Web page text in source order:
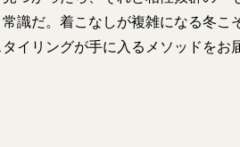
識だ。着こなしが複雑になる冬
イリングが手に入るメソッドをお